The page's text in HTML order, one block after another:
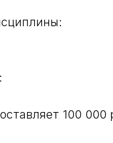
100 000